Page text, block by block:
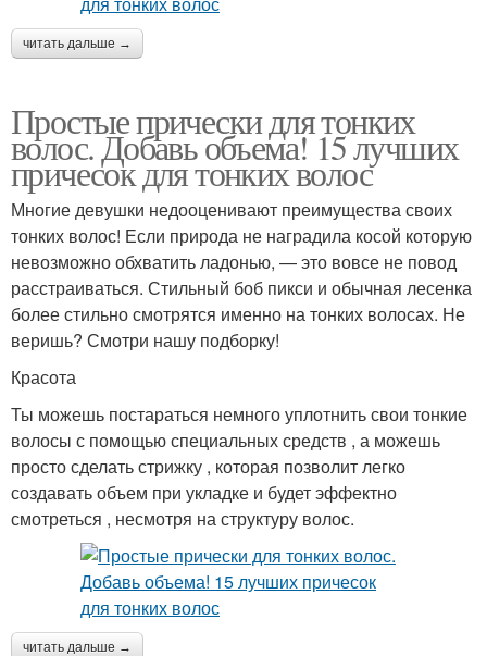
читать дальше →
Простые прически для тонких
волос. Добавь объема! 15 лучших
причесок для тонких волос
Многие девушки недооценивают преимущества своих
тонких волос! Если природа не наградила косой которую
невозможно обхватить ладонью, — это вовсе не повод
расстраиваться. Стильный боб пикси и обычная лесенка
более стильно смотрятся именно на тонких волосах. Не
веришь? Смотри нашу подборку!
Красота
Ты можешь постараться немного уплотнить свои тонкие
волосы с помощью специальных средств , а можешь
просто сделать стрижку , которая позволит легко
создавать объем при укладке и будет эффектно
смотреться , несмотря на структуру волос.
читать дальше →